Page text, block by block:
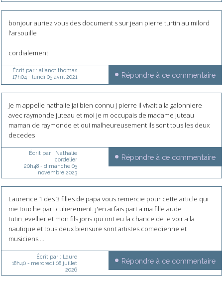
bonjour auriez vous des document s sur jean pierre turtin au milord
l'arsouille
cordialement
Écrit par : allanot thomas
17h04 - lundi 05 avril 2021 Répondre à ce commentaire
Je m appelle nathalie jai bien connu j pierre il vivait a la galonniere
avec raymonde juteau et moi je m occupais de madame juteau
maman de raymonde et oui malheureusement ils sont tous les deux
decedes
Écrit par : Nathalie
cordelier
20h48- dimanche 05
novembre 2023
Répondre à ce commentaire
Laurence 1 des 3 filles de papa vous remercie pour cette article qui
me touche particulierement. j'en ai fais part a ma fille aude
tutin_evellier et mon fils joris qui ont eu la chance de le voir a la
nautique et tous deux biensure sont artistes comedienne et
musiciens ...
Écrit par : Laure
18h40- mercredi 08 juillet
2026
Répondre à ce commentaire